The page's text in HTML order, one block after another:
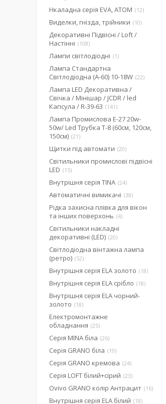
Нкаладна серія EVA, ATOM 12
Виделки, гнізда, трійники 10
Декоративні Підвісні / Loft /
Настінні
108
Лампи світлодіодні 1
Лампа Стандартна
Світлодіодна (А-60) 10-18W 22
Лампа LED Декоративна /
Свічка / Мінішар / JCDR / led
Капсула / R-39-63
141
Лампа Промислова Е-27 20w-
50w/ Led Трубка Т-8 (60см, 120см,
150см) 21
Щитки під автомати 20
Світильники промислові підвісні
LED
15
Внутрішня серія TINA 24
Автоматичні вимикачі 38
Рідка захисна плівка для вікон
та інших поверхонь 4
Світильники накладні
декоративні (LED) 20
Світлодіодна вінтажна лампа
(ретро) 52
Внутрішня серія ELA золото 18
Внутрішня серія ELA срібло 18
Внутрішня серія ELA чорний-
золото
18
Електромонтажне
обладнання 25
Серія MINA біла 26
Серія GRANO біла 19
Серія GRANO кремова 24
Серія LOFT білий+сірий 23
Ovivo GRANO колір Антрацит 16
Внутрішня серія ELA білий 18